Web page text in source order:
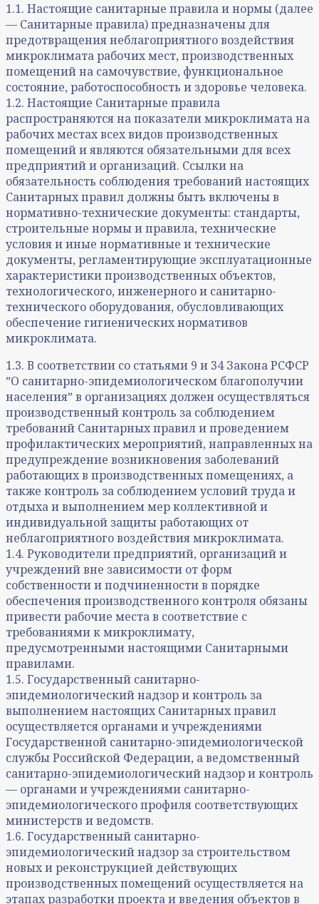
1.1. Настоящие санитарные правила и нормы (далее
— Санитарные правила) предназначены для
предотвращения неблагоприятного воздействия
микроклимата рабочих мест, производственных
помещений на самочувствие, функциональное
состояние, работоспособность и здоровье человека.
1.2. Настоящие Санитарные правила
распространяются на показатели микроклимата на
рабочих местах всех видов производственных
помещений и являются обязательными для всех
предприятий и организаций. Ссылки на
обязательность соблюдения требований настоящих
Санитарных правил должны быть включены в
нормативно-технические документы: стандарты,
строительные нормы и правила, технические
условия и иные нормативные и технические
документы, регламентирующие эксплуатационные
характеристики производственных объектов,
технологического, инженерного и санитарно-
технического оборудования, обусловливающих
обеспечение гигиенических нормативов
микроклимата.
1.3. В соответствии со статьями 9 и 34 Закона РСФСР
ˮО санитарно-эпидемиологическом благополучии
населенияˮ в организациях должен осуществляться
производственный контроль за соблюдением
требований Санитарных правил и проведением
профилактических мероприятий, направленных на
предупреждение возникновения заболеваний
работающих в производственных помещениях, а
также контроль за соблюдением условий труда и
отдыха и выполнением мер коллективной и
индивидуальной защиты работающих от
неблагоприятного воздействия микроклимата.
1.4. Руководители предприятий, организаций и
учреждений вне зависимости от форм
собственности и подчиненности в порядке
обеспечения производственного контроля обязаны
привести рабочие места в соответствие с
требованиями к микроклимату,
предусмотренными настоящими Санитарными
правилами.
1.5. Государственный санитарно-
эпидемиологический надзор и контроль за
выполнением настоящих Санитарных правил
осуществляется органами и учреждениями
Государственной санитарно-эпидемиологической
службы Российской Федерации, а ведомственный
санитарно-эпидемиологический надзор и контроль
— органами и учреждениями санитарно-
эпидемиологического профиля соответствующих
министерств и ведомств.
1.6. Государственный санитарно-
эпидемиологический надзор за строительством
новых и реконструкцией действующих
производственных помещений осуществляется на
этапах разработки проекта и введения объектов в